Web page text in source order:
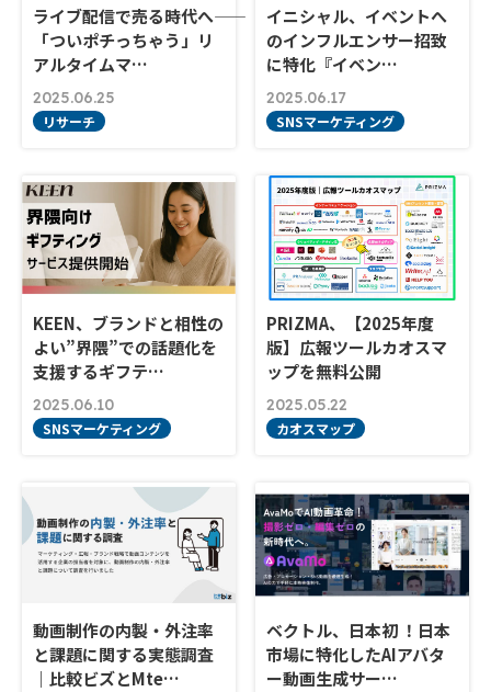
ライブ配信で売る時代へ――
「ついポチっちゃう」リ
アルタイムマ…
2025.06.25
リサーチ
イニシャル、イベントへ
のインフルエンサー招致
に特化『イベン…
2025.06.17
SNSマーケティング
KEEN、ブランドと相性の
よい”界隈”での話題化を
支援するギフテ…
2025.06.10
SNSマーケティング
PRIZMA、【2025年度
版】広報ツールカオスマ
ップを無料公開
2025.05.22
カオスマップ
動画制作の内製・外注率
と課題に関する実態調査
｜比較ビズとMte…
ベクトル、日本初 ！日本
市場に特化したAIアバタ
ー動画生成サー…